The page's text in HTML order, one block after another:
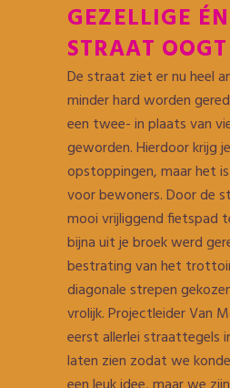
GEZELLIGE
STRAAT
De straat ziet er nu heel
minder hard worden
een twee- in plaats van
geworden. Hierdoor krijg
opstoppingen, maar het
voor bewoners. Door de
mooi vrijliggend fietspad
bijna uit je broek werd
bestrating van het
diagonale strepen
vrolijk. Projectleider Van
eerst allerlei straattegels
laten zien zodat we